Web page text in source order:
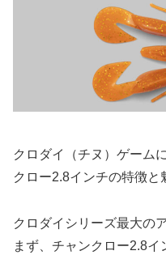
クロダイ（チヌ）ゲーム
クロー2.8インチの特徴と
クロダイシリーズ最大の
まず、チャンクロー2.8